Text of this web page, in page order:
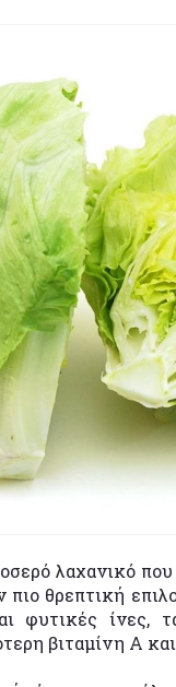
λαχανικό
θρεπτική
φυτικές ίνες,
βιταμίνη Α